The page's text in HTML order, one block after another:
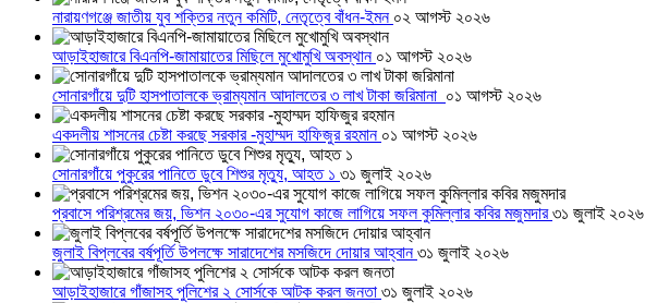
নারায়ণগঞ্জে জাতীয় যুব শক্তির নতুন কমিটি, নেতৃত্বে বাঁধন-ইমন ০২ আগস্ট ২০২৬
আড়াইহাজারে বিএনপি-জামায়াতের মিছিলে মুখোমুখি অবস্থান ০১ আগস্ট ২০২৬
সোনারগাঁয়ে দুটি হাসপাতালকে ভ্রাম্যমান আদালতের ৩ লাখ টাকা জরিমানা ০১ আগস্ট ২০২৬
একদলীয় শাসনের চেষ্টা করছে সরকার -মুহাম্মদ হাফিজুর রহমান ০১ আগস্ট ২০২৬
সোনারগাঁয়ে পুকুরের পানিতে ডুবে শিশুর মৃত্যু, আহত ১ ৩১ জুলাই ২০২৬
প্রবাসে পরিশ্রমের জয়, ভিশন ২০৩০-এর সুযোগ কাজে লাগিয়ে সফল কুমিল্লার কবির মজুমদার৩১ জুলাই ২০২৬
জুলাই বিপ্লবের বর্ষপূর্তি উপলক্ষে সারাদেশের মসজিদে দোয়ার আহ্বান৩১ জুলাই ২০২৬
আড়াইহাজারে গাঁজাসহ পুলিশের ২ সোর্সকে আটক করল জনতা ৩১ জুলাই ২০২৬